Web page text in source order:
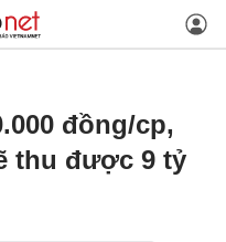
đồng/cp,
thu được 9 tỷ